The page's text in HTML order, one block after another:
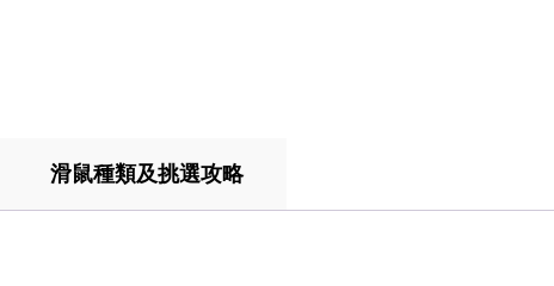
滑鼠種類及挑選攻略